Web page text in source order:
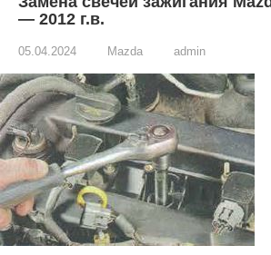
— 2012 г.в.
05.04.2024 Mazda admin